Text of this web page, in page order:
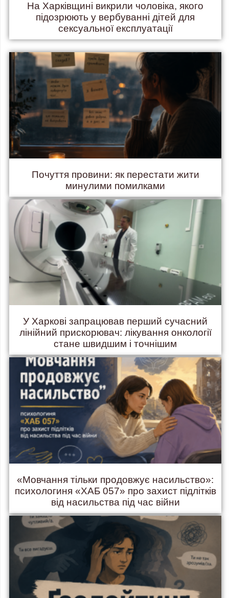
На Харківщині викрили чоловіка, якого
підозрюють у вербуванні дітей для
сексуальної експлуатації
Почуття провини: як перестати жити
минулими помилками
У Харкові запрацював перший сучасний
лінійний прискорювач: лікування онкології
стане швидшим і точнішим
«Мовчання тільки продовжує насильство»:
психологиня «ХАБ 057» про захист підлітків
від насильства під час війни